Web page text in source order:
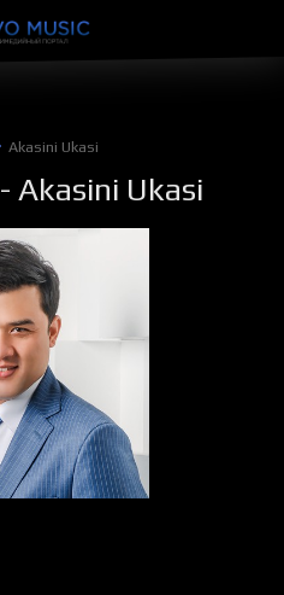
Akasini Ukasi
- Akasini Ukasi